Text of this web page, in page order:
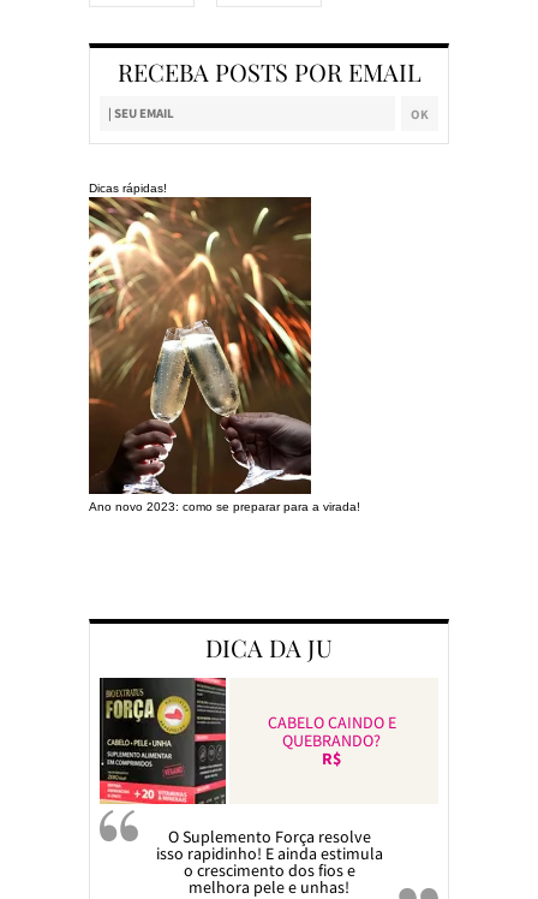
RECEBA POSTS POR EMAIL
Dicas rápidas!
Ano novo 2023: como se preparar para a virada!
DICA DA JU
CABELO CAINDO E
QUEBRANDO?
R$
O Suplemento Força resolve
isso rapidinho! E ainda estimula
o crescimento dos fios e
melhora pele e unhas!